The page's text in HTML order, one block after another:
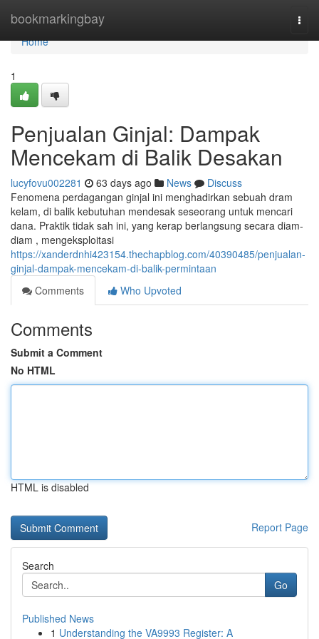
bookmarkingbay
Home
Home
1
Penjualan Ginjal: Dampak
Mencekam di Balik Desakan
lucyfovu002281 63 days ago News
Discuss
Fenomena perdagangan ginjal ini menghadirkan sebuah dram
kelam, di balik kebutuhan mendesak seseorang untuk mencari
dana. Praktik tidak sah ini, yang kerap berlangsung secara diam-
diam , mengeksploitasi
https://xanderdnhi423154.thechapblog.com/40390485/penjualan-
ginjal-dampak-mencekam-di-balik-permintaan
Comments
Who Upvoted
Comments
Submit a Comment
No HTML
HTML is disabled
Report Page
Search
Go
Published News
1 Understanding the VA9993 Register: A